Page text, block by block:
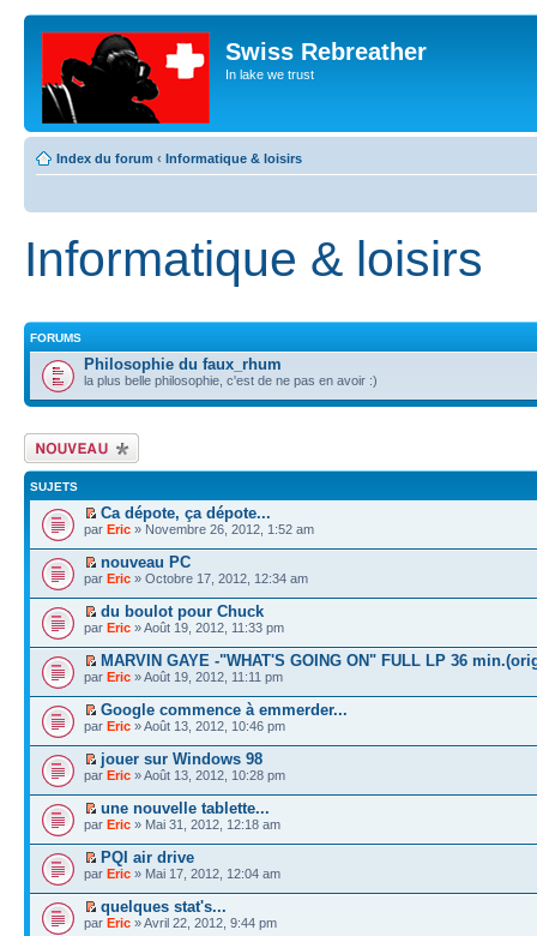
Swiss Rebreather
In lake we trust
Index du forum ‹ Informatique & loisirs
Informatique & loisirs
FORUMS
Philosophie du faux_rhum
la plus belle philosophie, c'est de ne pas en avoir :)
Écrire un nouveau
sujet
SUJETS
Ca dépote, ça dépote...
par Eric » Novembre 26, 2012, 1:52 am
nouveau PC
par Eric » Octobre 17, 2012, 12:34 am
du boulot pour Chuck
par Eric » Août 19, 2012, 11:33 pm
MARVIN GAYE -"WHAT'S GOING ON" FULL LP 36
par Eric » Août 19, 2012, 11:11 pm
Google commence à emmerder...
par Eric » Août 13, 2012, 10:46 pm
jouer sur Windows 98
par Eric » Août 13, 2012, 10:28 pm
une nouvelle tablette...
par Eric » Mai 31, 2012, 12:18 am
PQI air drive
par Eric » Mai 17, 2012, 12:04 am
quelques stat's...
par Eric » Avril 22, 2012, 9:44 pm